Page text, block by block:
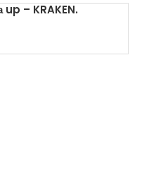
up – KRAKEN.